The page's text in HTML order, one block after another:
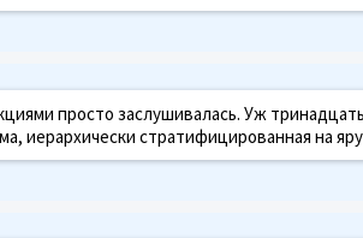
просто заслушивалась. Уж
иерархически стратифицированная на